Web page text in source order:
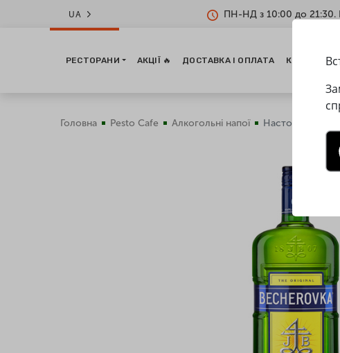
UA ПН-НД з 10:00 до 21:30.
РЕСТОРАНИ АКЦІЇ 🔥 ДОСТАВКА І ОПЛАТА КОНТАКТИ
Головна Pesto Cafe Алкогольні напої Настоянка